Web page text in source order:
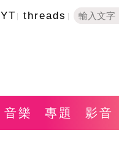
YT threads
音樂 專題 影音